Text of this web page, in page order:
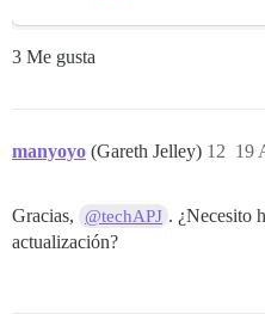
3 Me gusta
manyoyo (Gareth Jelley) 19
12
Gracias, @techAPJ . ¿Necesito
actualización?